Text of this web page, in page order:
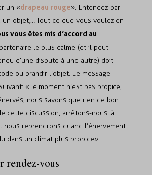
un «drapeau rouge». Entendez par
un objet,… Tout ce que vous voulez en
vous êtes mis d’accord au
le plus calme (et il peut
d’une dispute à une autre) doit
ou brandir l’objet. Le message
«Le moment n’est pas propice,
nous savons que rien de bon
cette discussion, arrêtons-nous là
nous reprendrons quand l’énervement
dans un climat plus propice».
rendez-vous